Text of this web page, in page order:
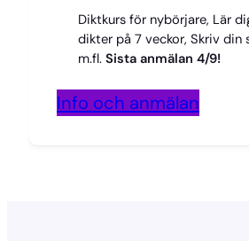
Diktkurs för nybörjare, Lär
dikter på 7 veckor, Skriv din
m.fl. Sista anmälan 4/9!
Info och anmälan